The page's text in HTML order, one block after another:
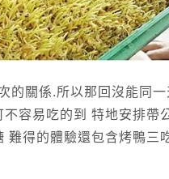
的關係.所以那回沒能同一
容易吃的到 特地安排帶
難得的體驗還包含烤鴨三